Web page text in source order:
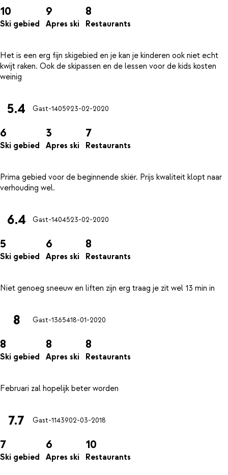
10
Ski gebied
9
Apres ski
8
Restaurants
Het is een erg fijn skigebied en je kan je kinderen ook niet echt
kwijt raken. Ook de skipassen en de lessen voor de kids kosten
5.4 Gast-1405923-02-2020
6
Ski gebied
3
Apres ski
7
Restaurants
Prima gebied voor de beginnende skiër. Prijs kwaliteit klopt naar
6.4 Gast-1404523-02-2020
5
Ski gebied
6
Apres ski
8
Restaurants
8 Gast-1365418-01-2020
8
Ski gebied
8
Apres ski
8
Restaurants
7.7 Gast-1143902-03-2018
7
Ski gebied
6
Apres ski
10
Restaurants